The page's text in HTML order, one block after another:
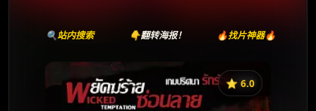
🔍站内搜索 👇翻转海报！ 🔥找片神器🔥
⭐️ 6.0
《พยัคฆ์ร้ายซ่อนลาย》
⭐
收藏